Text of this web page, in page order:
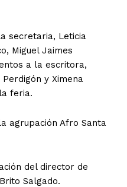
secretaria, Leticia
Miguel Jaimes
a la escritora,
y Ximena
feria.
agrupación Afro Santa
del director de
Salgado.